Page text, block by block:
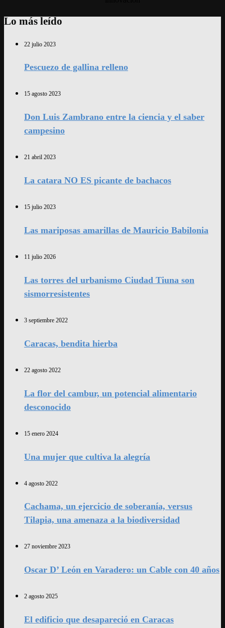
Lo más leído
22 julio 2023
Pescuezo de gallina relleno
15 agosto 2023
Don Luis Zambrano entre la ciencia y el saber
campesino
21 abril 2023
La catara NO ES picante de bachacos
15 julio 2023
Las mariposas amarillas de Mauricio Babilonia
11 julio 2026
Las torres del urbanismo Ciudad Tiuna son
sismorresistentes
3 septiembre 2022
Caracas, bendita hierba
22 agosto 2022
La flor del cambur, un potencial alimentario
desconocido
15 enero 2024
Una mujer que cultiva la alegría
4 agosto 2022
Cachama, un ejercicio de soberanía, versus
Tilapia, una amenaza a la biodiversidad
27 noviembre 2023
Oscar D’ León en Varadero: un Cable con 40 años
2 agosto 2025
El edificio que desapareció en Caracas